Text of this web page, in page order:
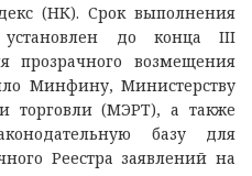
(НК). Срок выполнения
установлен до конца III
прозрачного возмещения
Минфину, Министерству
торговли (МЭРТ), а также
базу для
Реестра заявлений на